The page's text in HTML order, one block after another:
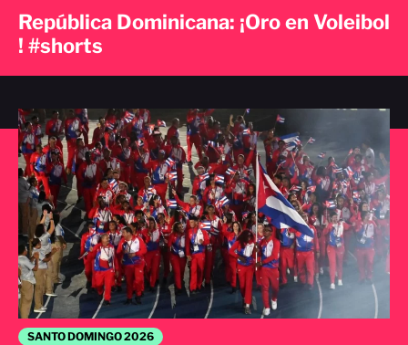
SANTO DOMINGO 2026
República Dominicana: ¡Oro en Voleibol
! #shorts